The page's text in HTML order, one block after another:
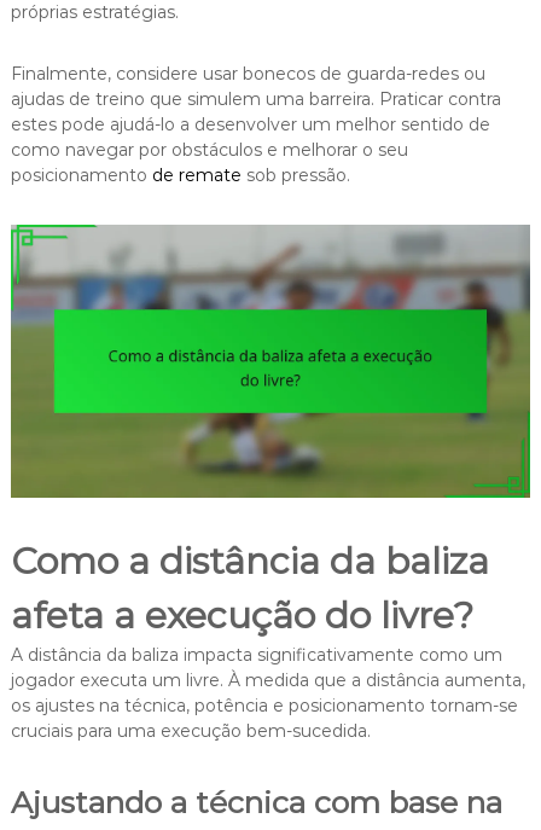
próprias estratégias.
Finalmente, considere usar bonecos de guarda-redes ou
ajudas de treino que simulem uma barreira. Praticar contra
estes pode ajudá-lo a desenvolver um melhor sentido de
como navegar por obstáculos e melhorar o seu
posicionamento de remate sob pressão.
Como a distância da baliza
afeta a execução do livre?
A distância da baliza impacta significativamente como um
jogador executa um livre. À medida que a distância aumenta,
os ajustes na técnica, potência e posicionamento tornam-se
cruciais para uma execução bem-sucedida.
Ajustando a técnica com base na